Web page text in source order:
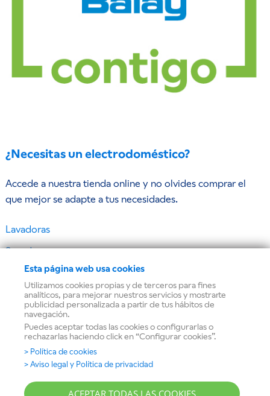
Esta página web usa cookies
Utilizamos cookies propias y de terceros para fines
analíticos, para mejorar nuestros servicios y mostrarte
publicidad personalizada a partir de tus hábitos de
navegación.
Puedes aceptar todas las cookies o configurarlas o
rechazarlas haciendo click en “Configurar cookies”.
> Política de cookies
> Aviso legal y Política de privacidad
ACEPTAR TODAS LAS COOKIES
¿Necesitas un electrodoméstico?
Accede a nuestra tienda online y no olvides comprar el
que mejor se adapte a tus necesidades.
Lavadoras
Secadoras
Frigoríficos y congeladores
Lavavajillas
Hornos
Microondas
Placas de cocina
Campanas extractoras